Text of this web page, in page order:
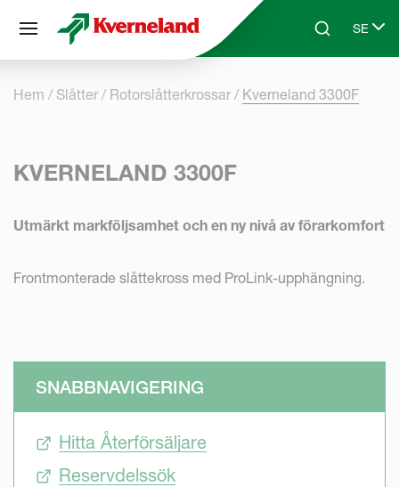
Skip to main contentSearchSE
Select
Hem Slåtter Rotorslåtterkrossar Kverneland 3300F
KVERNELAND 3300F
Utmärkt markföljsamhet och en ny nivå av förarkomfort
Frontmonterade slåttekross med ProLink-upphängning.
SNABBNAVIGERING
Hitta Återförsäljare
Reservdelssök
Cookie- hanteringspanel